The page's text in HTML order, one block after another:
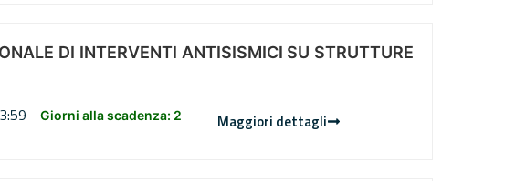
DI INTERVENTI ANTISISMICI SU STRUTTURE
Giorni alla scadenza: 2 Maggiori dettagli